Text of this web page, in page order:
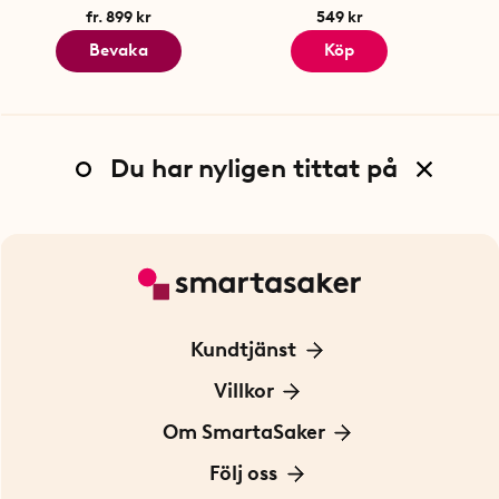
fr. 899 kr
Bevaka
549 kr
Köp
Du har nyligen tittat på
Kundtjänst
Kontakta oss
För Företag
Villkor
Frakt och leverans
Personuppgiftspolicy
Om SmartaSaker
Om oss
Följ oss